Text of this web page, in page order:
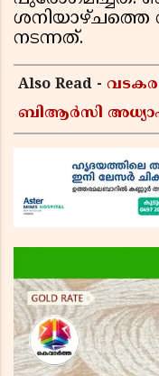
ശനിയാഴ്ചത്തെ
നടന്നത്.
Also Read -
ബിആർസി